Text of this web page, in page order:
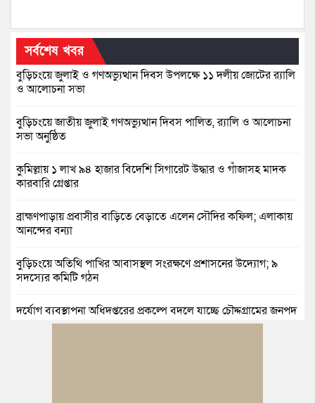
সর্বশেষ খবর
বুড়িচংয়ে জুলাই ও গণঅভ্যুত্থান দিবস উপলক্ষে ১১ দলীয় জোটের র‍্যালি
ও আলোচনা সভা
বুড়িচংয়ে জাতীয় জুলাই গণঅভ্যুত্থান দিবস পালিত, র‍্যালি ও আলোচনা
সভা অনুষ্ঠিত
কুমিল্লায় ১ লাখ ৯৪ হাজার বিদেশি সিগারেট উদ্ধার ও গাঁজাসহ মাদক
কারবারি গ্রেপ্তার
ব্রাহ্মণপাড়ায় প্রবাসীর বাড়িতে বেড়াতে এলেন সৌদির কফিল; এলাকায়
আনন্দের বন্যা
বুড়িচংয়ে অতিথি পাখির আবাসস্থল সংরক্ষণে প্রশাসনের উদ্যোগ; ৯
সদস্যের কমিটি গঠন
দুর্যোগ ব্যবস্থাপনা অধিদপ্তরের প্রকল্পে বদলে যাচ্ছে চৌদ্দগ্রামের জনপদ